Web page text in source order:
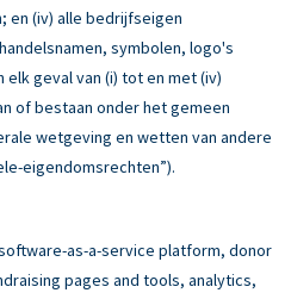
(iv) alle bedrijfseigen
symbolen, logo's
elk geval van (i) tot en met (iv)
of bestaan onder het gemeen
wetgeving en wetten van andere
eigendomsrechten”).
as-a-service platform, donor
pages and tools, analytics,